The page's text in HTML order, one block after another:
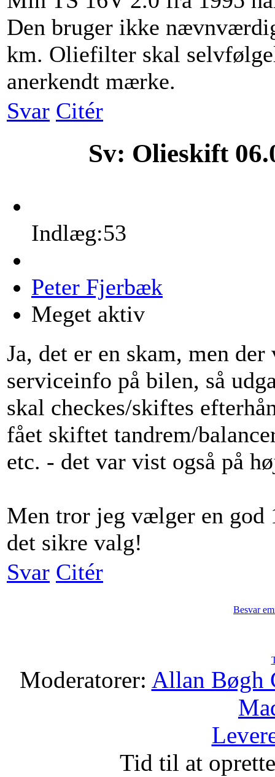
Den bruger ikke
km. Oliefilter skal
anerkendt mærke.
Svar Citér
Sv: Olieskift
Indlæg:53
Peter Fjerbæk
Meget aktiv
Ja, det er en skam, men
serviceinfo på bilen, så
skal checkes/skiftes
fået skiftet tandrem/
etc. - det var vist også på
Men tror jeg vælger en
det sikre valg!
Svar Citér
Besvar
Moderatorer: Allan Bøgh
Tid til at